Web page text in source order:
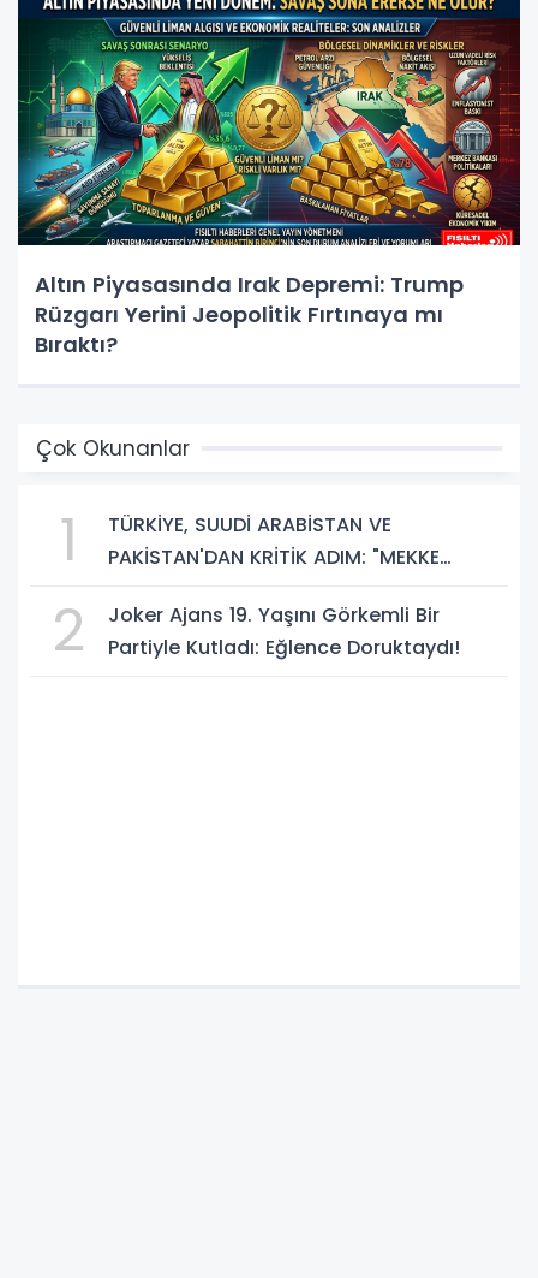
Altın Piyasasında Irak Depremi: Trump
Rüzgarı Yerini Jeopolitik Fırtınaya mı
Bıraktı?
Çok Okunanlar
1
TÜRKİYE, SUUDİ ARABİSTAN VE
PAKİSTAN'DAN KRİTİK ADIM: "MEKKE
2
Joker Ajans 19. Yaşını Görkemli Bir
Partiyle Kutladı: Eğlence Doruktaydı!